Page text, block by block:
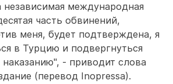
независимая международная
часть обвинений,
меня, будет подтверждена, я
в Турцию и подвергнуться
- приводит слова
(перевод Inopressa).